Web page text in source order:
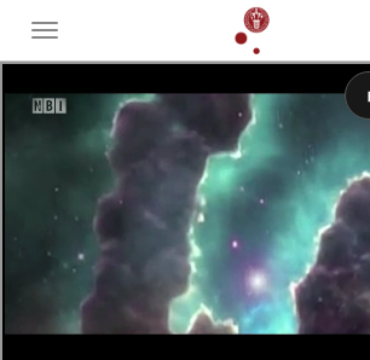
Toggle
menu